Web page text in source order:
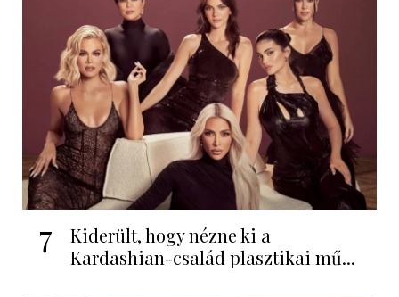
7
Kiderült, hogy nézne ki a
Kardashian-család plasztikai mű...